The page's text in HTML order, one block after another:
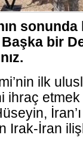
bir
ilk
ihraç etmek
Irak-İran